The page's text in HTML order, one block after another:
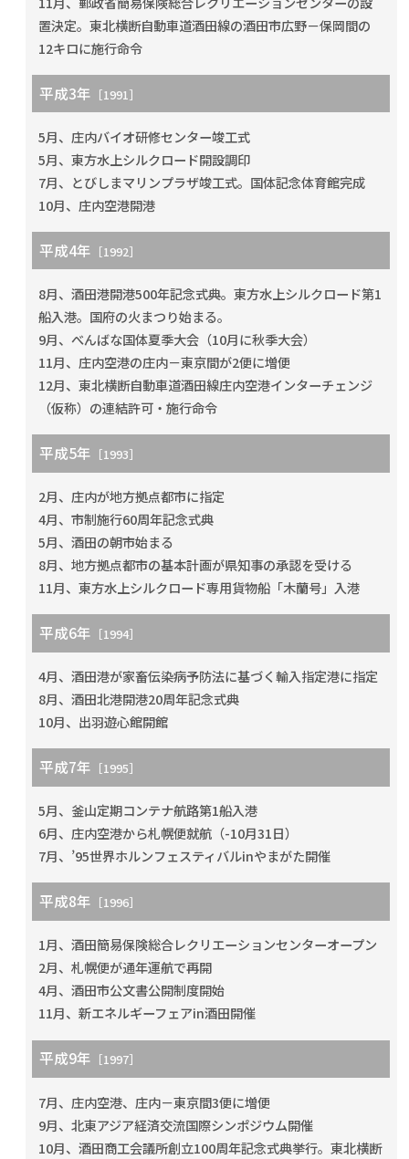
置決定。東北横断自動車道酒田線の酒田市広野－保岡間の
12キロに施行命令
平成3年 ［1991］
5月、庄内バイオ研修センター竣工式
5月、東方水上シルクロード開設調印
7月、とびしまマリンプラザ竣工式。国体記念体育館完成
10月、庄内空港開港
平成4年 ［1992］
8月、酒田港開港500年記念式典。東方水上シルクロード第1
船入港。国府の火まつり始まる。
9月、べんばな国体夏季大会（10月に秋季大会）
11月、庄内空港の庄内－東京間が2便に増便
12月、東北横断自動車道酒田線庄内空港インターチェンジ
（仮称）の連結許可・施行命令
平成5年 ［1993］
2月、庄内が地方拠点都市に指定
4月、市制施行60周年記念式典
5月、酒田の朝市始まる
8月、地方拠点都市の基本計画が県知事の承認を受ける
11月、東方水上シルクロード専用貨物船「木蘭号」入港
平成6年 ［1994］
4月、酒田港が家畜伝染病予防法に基づく輸入指定港に指定
8月、酒田北港開港20周年記念式典
10月、出羽遊心館開館
平成7年 ［1995］
5月、釜山定期コンテナ航路第1船入港
6月、庄内空港から札幌便就航（-10月31日）
7月、’95世界ホルンフェスティバルinやまがた開催
平成8年 ［1996］
1月、酒田簡易保険総合レクリエーションセンターオープン
2月、札幌便が通年運航で再開
4月、酒田市公文書公開制度開始
11月、新エネルギーフェアin酒田開催
平成9年 ［1997］
7月、庄内空港、庄内－東京間3便に増便
9月、北東アジア経済交流国際シンポジウム開催
10月、酒田商工会議所創立100周年記念式典挙行。東北横断